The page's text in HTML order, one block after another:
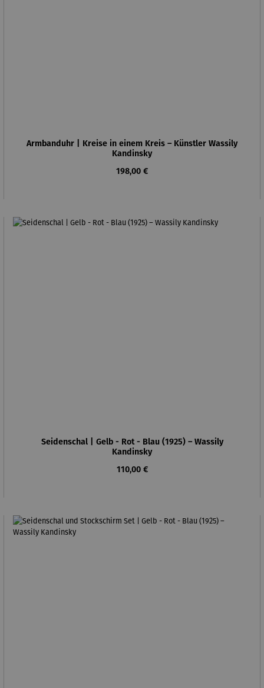
Armbanduhr | Kreise in einem Kreis – Künstler Wassily
Kandinsky
Regulärer Preis:
198,00 €
Seidenschal | Gelb - Rot - Blau (1925) – Wassily
Kandinsky
Regulärer Preis:
110,00 €